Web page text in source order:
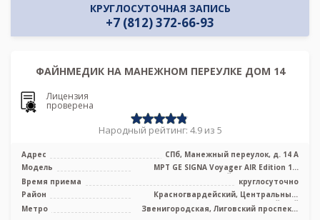
КРУГЛОСУТОЧНАЯ ЗАПИСЬ
+7 (812) 372-66-93
ФАЙНМЕДИК НА МАНЕЖНОМ ПЕРЕУЛКЕ ДОМ 14
Лицензия
проверена
Народный рейтинг: 4.9 из 5
Адрес
СПб, Манежный переулок, д. 14 А
Модель
МРТ GE SIGNA Voyager AIR Edition 1.5
Тесла полуоткрытый, КТ GE Revolut ...
Время приема
круглосуточно
Район
Красногвардейский, Центральный,
Адмиралтейский
Метро
Звенигородская, Лиговский проспект,